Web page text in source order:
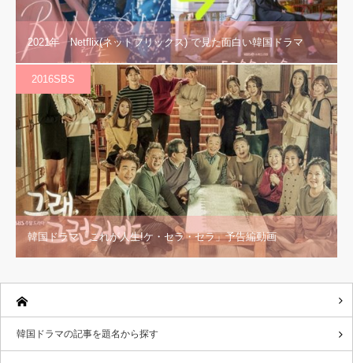
2021年 Netflix(ネットフリックス) で見た面白い韓国ドラマ
2016SBS
韓国ドラマ「これが人生!ケ・セラ・セラ」予告編動画
韓国ドラマの記事を題名から探す